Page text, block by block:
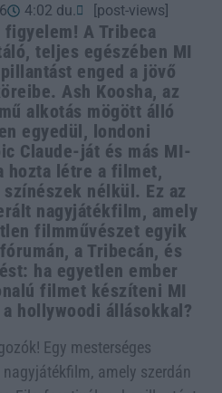
4:02 du. [post-views]
A Tribeca
teljes egészében MI
enged a jövő
Ash Koosha, az
alkotás mögött álló
egyedül, londoni
Claude-ját és más MI-
hozta létre a filmet,
nélkül. Ez az
nagyjátékfilm, amely
filmművészet egyik
a Tribecán, és
ha egyetlen ember
filmet készíteni MI
hollywoodi állásokkal?
Egy mesterséges
amely szerdán